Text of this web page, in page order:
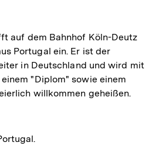
auf dem Bahnhof Köln-Deutz
Portugal ein. Er ist der
in Deutschland und wird mit
"Diplom" sowie einem
willkommen geheißen.